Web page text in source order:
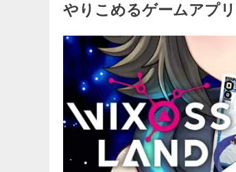
やりこめるゲームアプリ